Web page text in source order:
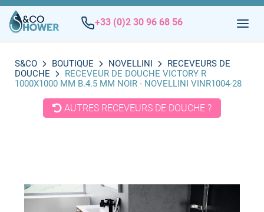
+33 (0)2 30 96 68 56
S&CO BOUTIQUE NOVELLINI
RECEVEURS DE
DOUCHE
RECEVEUR DE DOUCHE VICTORY R
1000X1000 MM B.4.5 MM NOIR - NOVELLINI VINR1004-28
AUTRES RECEVEURS DE DOUCHE ?